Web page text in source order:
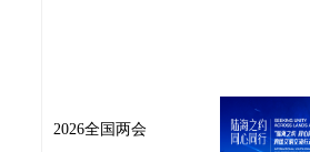
2026全国两会